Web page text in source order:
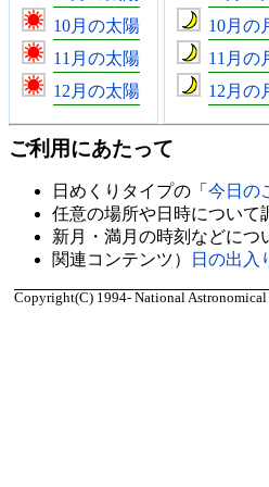
10月の太陽
11月の太陽
12月の太陽
10月の
11月の
12月の
ご利用にあたって
日めくりタイプの「 今日の
任意の場所や日時について
新月・満月の時刻などにつ
関連コンテンツ）
日の出入
Copyright(C) 1994- National Astronomical